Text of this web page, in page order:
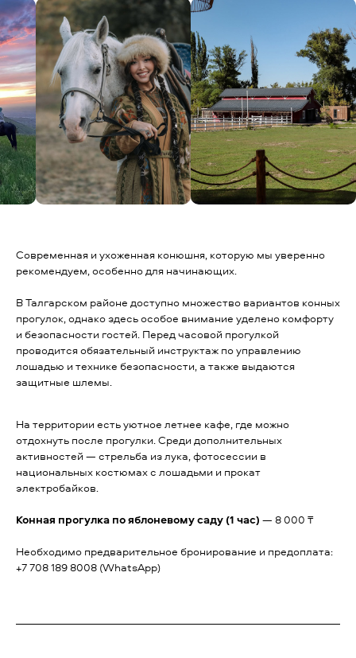
Современная и ухоженная конюшня, которую мы уверенно
рекомендуем, особенно для начинающих.
В Талгарском районе доступно множество вариантов конных
прогулок, однако здесь особое внимание уделено комфорту
и безопасности гостей. Перед часовой прогулкой
проводится обязательный инструктаж по управлению
лошадью и технике безопасности, а также выдаются
защитные шлемы.
На территории есть уютное летнее кафе, где можно
отдохнуть после прогулки. Среди дополнительных
активностей — стрельба из лука, фотосессии в
национальных костюмах с лошадьми и прокат
электробайков.
Конная прогулка по яблоневому саду (1 час) — 8 000 ₸
Необходимо предварительное бронирование и предоплата:
+7 708 189 8008 (WhatsApp)